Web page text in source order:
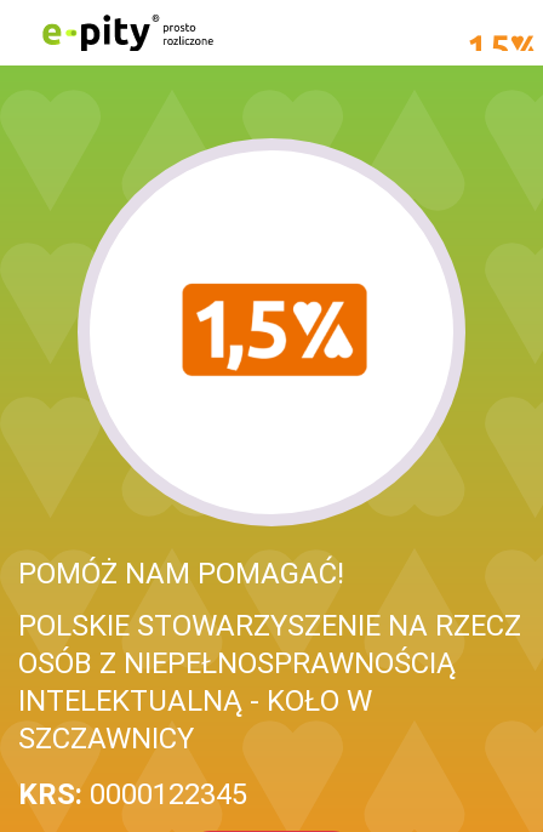
POMÓŻ NAM POMAGAĆ!
POLSKIE STOWARZYSZENIE NA RZECZ
OSÓB Z NIEPEŁNOSPRAWNOŚCIĄ
INTELEKTUALNĄ - KOŁO W
SZCZAWNICY
KRS: 0000122345